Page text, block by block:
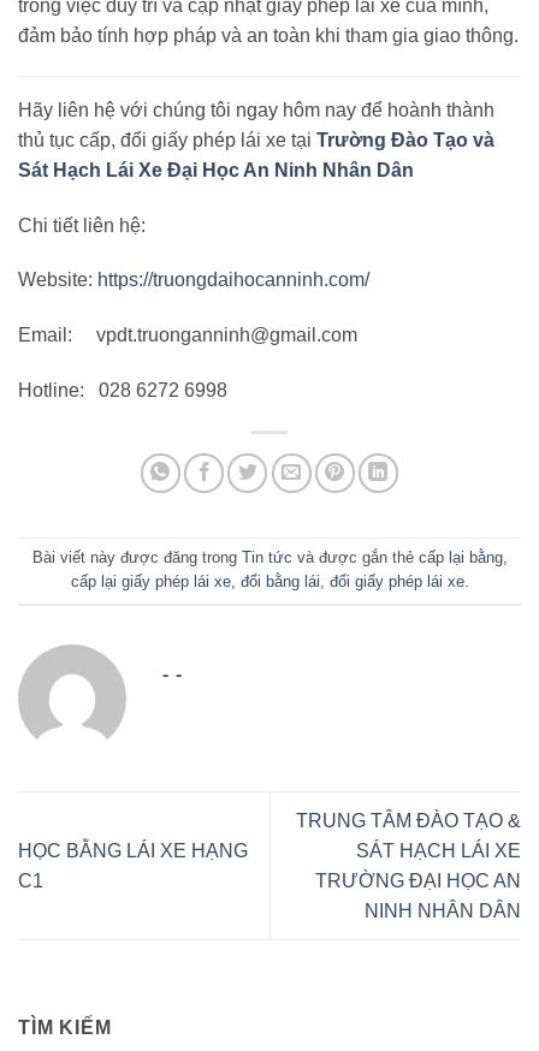
trong việc duy trì và cập nhật giấy phép lái xe của mình,
đảm bảo tính hợp pháp và an toàn khi tham gia giao thông.
Hãy liên hệ với chúng tôi ngay hôm nay để hoành thành
thủ tục cấp, đổi giấy phép lái xe tại Trường Đào Tạo và
Sát Hạch Lái Xe Đại Học An Ninh Nhân Dân
Chi tiết liên hệ:
Website: https://truongdaihocanninh.com/
Email: vpdt.truonganninh@gmail.com
Hotline: 028 6272 6998
Bài viết này được đăng trong Tin tức và được gắn thẻ cấp lại bằng,
cấp lại giấy phép lái xe, đổi bằng lái, đổi giấy phép lái xe.
- -
HỌC BẰNG LÁI XE HẠNG
C1
TRUNG TÂM ĐÀO TẠO &
SÁT HẠCH LÁI XE
TRƯỜNG ĐẠI HỌC AN
NINH NHÂN DÂN
TÌM KIẾM